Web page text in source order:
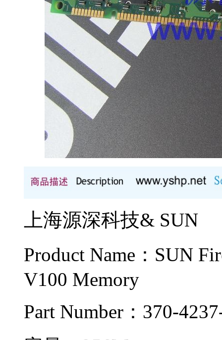
上海源深科技& SUN
Product Name：SUN
V100 Memory
Part Number：370-